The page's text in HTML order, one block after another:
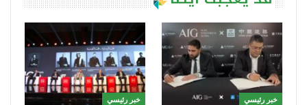
خبر رئيسي خبر رئيسي